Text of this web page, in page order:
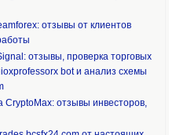
отзывы от клиентов
отзывы, проверка торговых
bot и анализ схемы
отзывы инвесторов,